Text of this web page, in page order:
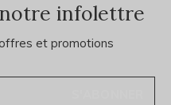
infolettre
et promotions